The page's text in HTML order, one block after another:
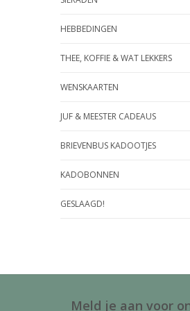
HEBBEDINGEN
THEE, KOFFIE & WAT LEKKERS
WENSKAARTEN
JUF & MEESTER CADEAUS
BRIEVENBUS KADOOTJES
KADOBONNEN
GESLAAGD!
Meld je aan voor